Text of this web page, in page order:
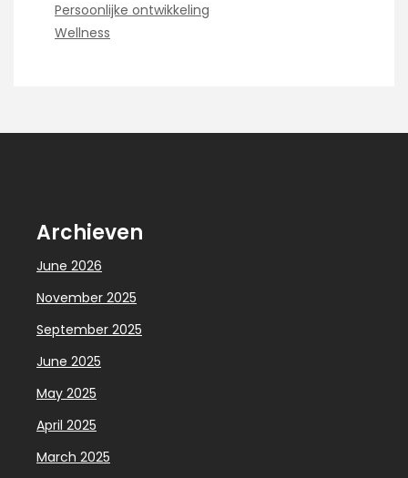
Persoonlijke ontwikkeling
Wellness
Archieven
June 2026
November 2025
September 2025
June 2025
May 2025
April 2025
March 2025